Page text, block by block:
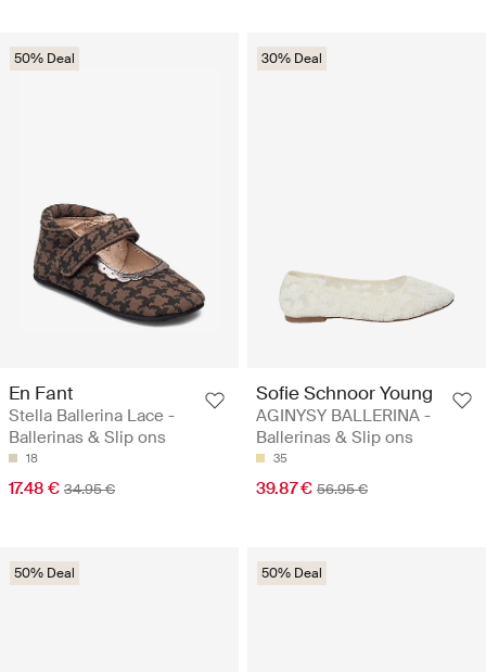
50% Deal
En Fant
Stella Ballerina Lace -
Ballerinas & Slip ons
18
17.48 € 34.95 €
30% Deal
Sofie Schnoor Young
AGINYSY BALLERINA -
Ballerinas & Slip ons
35
39.87 € 56.95 €
50% Deal 50% Deal